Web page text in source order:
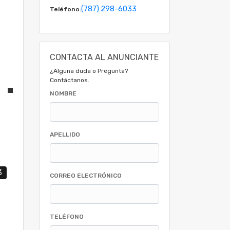
Teléfono:(787) 298-6033
CONTACTA AL ANUNCIANTE
¿Alguna duda o Pregunta?
Contáctanos.
NOMBRE
APELLIDO
CORREO ELECTRÓNICO
TELÉFONO